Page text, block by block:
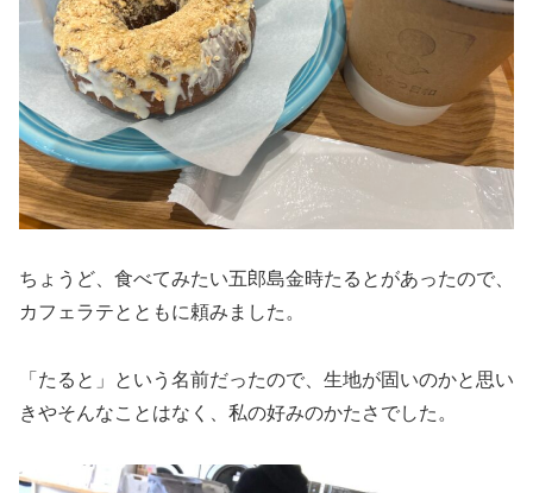
ちょうど、食べてみたい五郎島金時たるとがあったので、
カフェラテとともに頼みました。
「たると」という名前だったので、生地が固いのかと思い
きやそんなことはなく、私の好みのかたさでした。